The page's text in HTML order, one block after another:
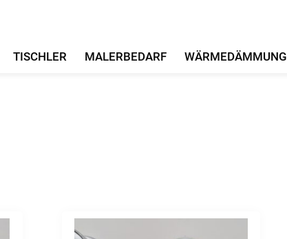
TISCHLER MALERBEDARF WÄRMEDÄMMUNG